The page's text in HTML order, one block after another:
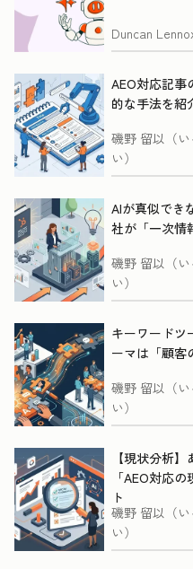
Duncan
AEO対応記事
的な手法を紹
磯野 留以（い
い）
AIが真似でき
社が「一次情
磯野 留以（い
い）
キーワードツ
ーマは「顧客
磯野 留以（い
い）
【現状分析
「AEO対応
ト
磯野 留以（い
い）